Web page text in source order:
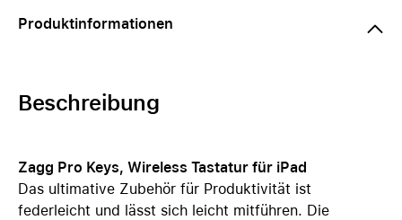
Produktinformationen
Beschreibung
Zagg Pro Keys, Wireless Tastatur für iPad
Das ultimative Zubehör für Produktivität ist
federleicht und lässt sich leicht mitführen. Die